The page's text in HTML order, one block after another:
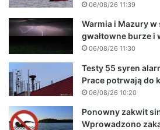
06/08/26 11:39
Warmia i Mazury
gwałtowne burze i
06/08/26 11:30
Testy 55 syren
Prace potrwają do
06/08/26 10:20
Ponowny zakwit
Wprowadzono